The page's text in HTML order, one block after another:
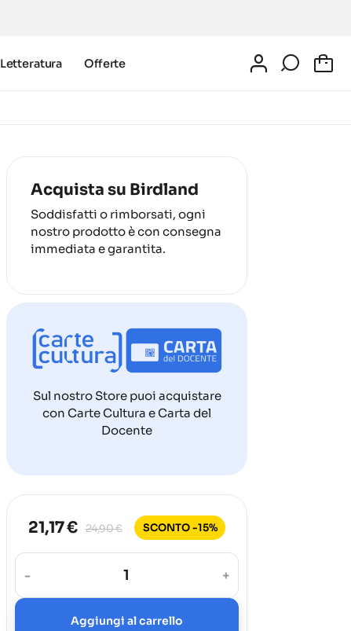
Letteratura Offerte
Acquista su Birdland
Soddisfatti o rimborsati, ogni
nostro prodotto è con consegna
immediata e garantita.
Sul nostro Store puoi acquistare
con Carte Cultura e Carta del
Docente
21,17 € 24,90 € SCONTO -15%
- +
Aggiungi al carrello